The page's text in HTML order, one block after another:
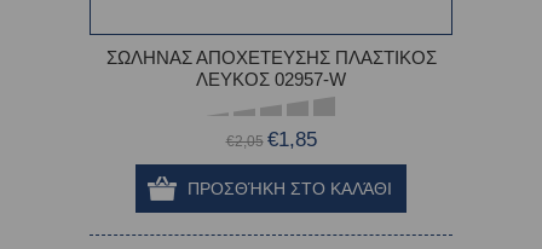
ΣΩΛΗΝΑΣ ΑΠΟΧΕΤΕΥΣΗΣ ΠΛΑΣΤΙΚΟΣ
ΛΕΥΚΟΣ 02957-W
€2,05 €1,85